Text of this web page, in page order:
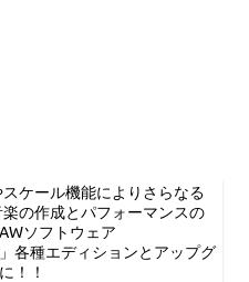
ケール機能によりさらなる
の作成とパフォーマンスの
ソフトウェア
各種エディションとアップグ
！！